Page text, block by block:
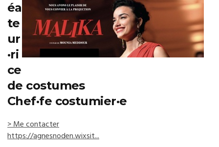
éa
te
ur
·ri
ce
de costumes
Chef·fe costumier·e
> Me contacter
https://agnesnoden.wixsit...